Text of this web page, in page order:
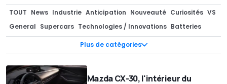
Plus de catégories
TOUT News Industrie Anticipation Nouveauté Curiosités VS
General Supercars Technologies / Innovations Batteries
Teasers Industrie Séries spéciales
Pièces Détachées / Tuning Recharge Design Design
Concept-cars Motorsport
Mazda CX-30, l'intérieur du